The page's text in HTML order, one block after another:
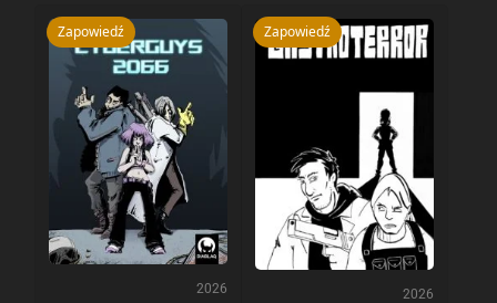
Zapowiedź
2026
Zapowiedź
2026